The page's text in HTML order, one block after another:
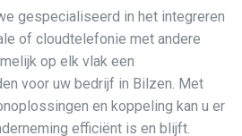
gespecialiseerd in het integreren
of cloudtelefonie met andere
op elk vlak een
voor uw bedrijf in Bilzen. Met
en koppeling kan u er
efficiënt is en blijft.